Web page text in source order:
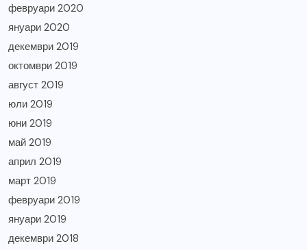
февруари 2020
януари 2020
декември 2019
октомври 2019
август 2019
юли 2019
юни 2019
май 2019
април 2019
март 2019
февруари 2019
януари 2019
декември 2018